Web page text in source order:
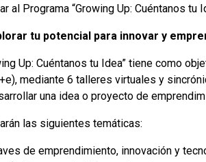
al Programa “Growing Up: Cuéntanos
tu potencial para innovar y
Up: Cuéntanos tu Idea” tiene como
mediante 6 talleres virtuales y
una idea o proyecto de
las siguientes temáticas:
de emprendimiento, innovación y